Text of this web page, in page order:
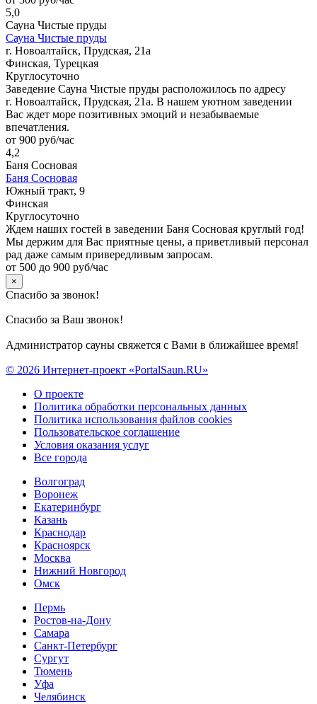
5,0
Сауна Чистые пруды
Сауна Чистые пруды
г. Новоалтайск, Прудская, 21а
Финская, Турецкая
Круглосуточно
Заведение Сауна Чистые пруды расположилось по адресу
г. Новоалтайск, Прудская, 21а. В нашем уютном заведении
Вас ждет море позитивных эмоций и незабываемые
впечатления.
от 900 руб/час
4,2
Баня Сосновая
Баня Сосновая
Южный тракт, 9
Финская
Круглосуточно
Ждем наших гостей в заведении Баня Сосновая круглый год!
Мы держим для Вас приятные цены, а приветливый персонал
рад даже самым привередливым запросам.
от 500 до 900 руб/час
×
Спасибо за звонок!
Спасибо за Ваш звонок!
Администратор сауны свяжется с Вами в ближайшее время!
© 2026 Интернет-проект «PortalSaun.RU»
О проекте
Политика обработки персональных данных
Политика использования файлов cookies
Пользовательское соглашение
Условия оказания услуг
Все города
Волгоград
Воронеж
Екатеринбург
Казань
Краснодар
Красноярск
Москва
Нижний Новгород
Омск
Пермь
Ростов-на-Дону
Самара
Санкт-Петербург
Сургут
Тюмень
Уфа
Челябинск